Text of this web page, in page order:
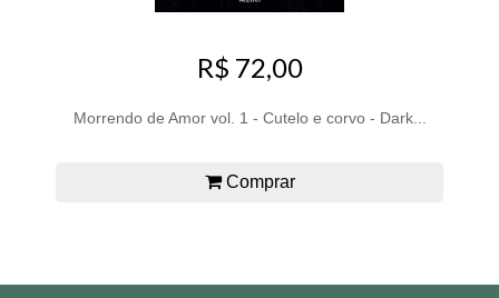
R$ 72,00
Morrendo de Amor vol. 1 - Cutelo e corvo - Dark...
Comprar